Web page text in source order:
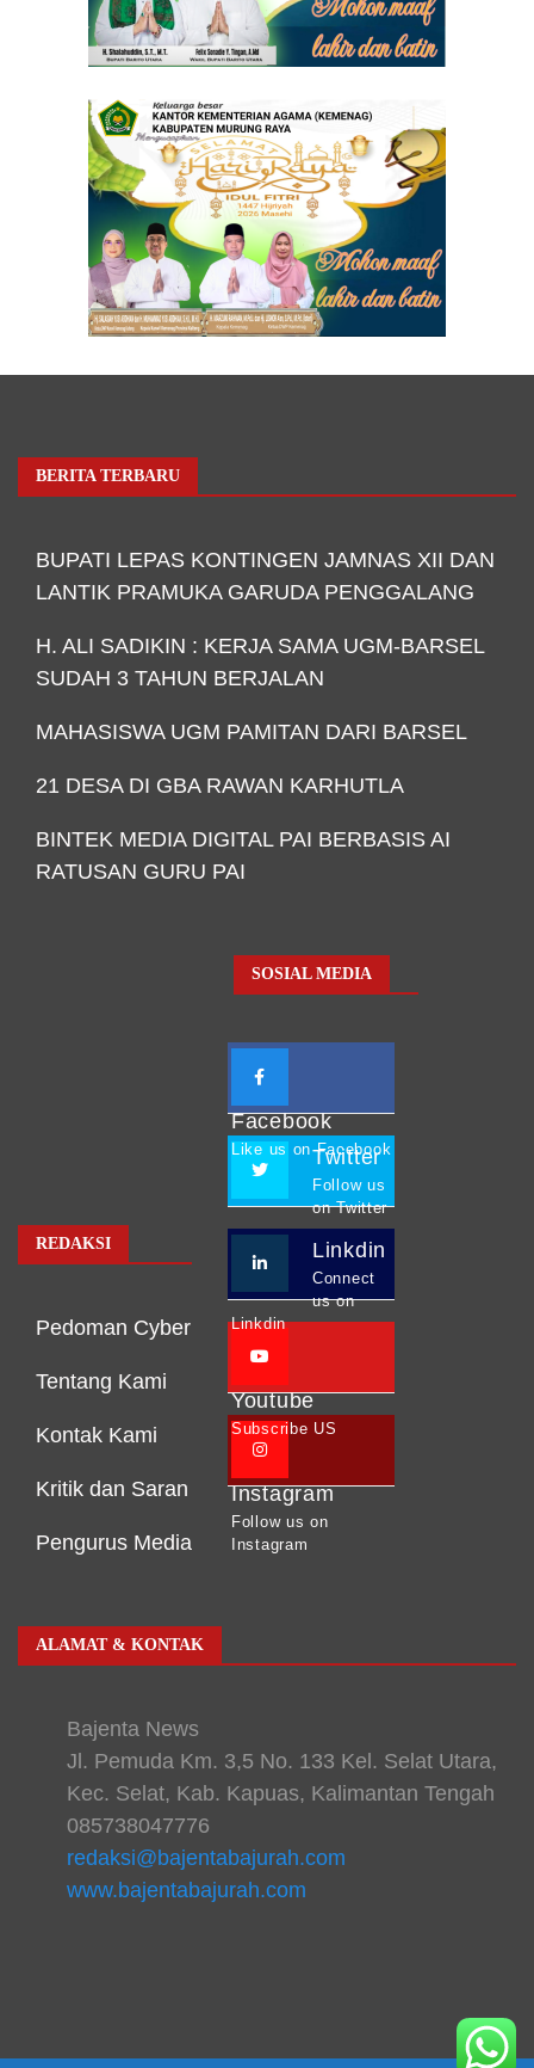
BERITA TERBARU
BUPATI LEPAS KONTINGEN JAMNAS XII DAN
LANTIK PRAMUKA GARUDA PENGGALANG
H. ALI SADIKIN : KERJA SAMA UGM-BARSEL
SUDAH 3 TAHUN BERJALAN
MAHASISWA UGM PAMITAN DARI BARSEL
21 DESA DI GBA RAWAN KARHUTLA
BINTEK MEDIA DIGITAL PAI BERBASIS AI
RATUSAN GURU PAI
REDAKSI
Pedoman Cyber
Tentang Kami
Kontak Kami
Kritik dan Saran
Pengurus Media
SOSIAL MEDIA
Facebook
Like us on Facebook
Twitter
Follow us
on Twitter
Linkdin
Connect
us on
Linkdin
Youtube
Subscribe US
Instagram
Follow us on
Instagram
ALAMAT & KONTAK
Bajenta News
Jl. Pemuda Km. 3,5 No. 133 Kel. Selat Utara,
Kec. Selat, Kab. Kapuas, Kalimantan Tengah
085738047776
redaksi@bajentabajurah.com
www.bajentabajurah.com